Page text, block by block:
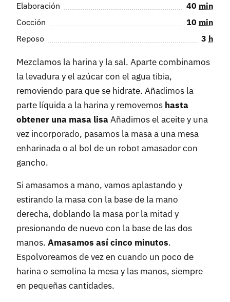
Elaboración
40 min
Cocción
10 min
Reposo
3 h
Mezclamos la harina y la sal. Aparte combinamos
la levadura y el azúcar con el agua tibia,
removiendo para que se hidrate. Añadimos la
parte líquida a la harina y removemos hasta
obtener una masa lisaAñadimos el aceite y una
vez incorporado, pasamos la masa a una mesa
enharinada o al bol de un robot amasador con
gancho.
Si amasamos a mano, vamos aplastando y
estirando la masa con la base de la mano
derecha, doblando la masa por la mitad y
presionando de nuevo con la base de las dos
manos. Amasamos así cinco minutos.
Espolvoreamos de vez en cuando un poco de
harina o semolina la mesa y las manos, siempre
en pequeñas cantidades.